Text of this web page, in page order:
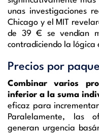
unas investigaciones
Chicago y el MIT
de 39 € se vendían
contradiciendo la lógica
Precios por
Combinar varios
inferior a la suma
eficaz para
Paralelamente, las
generan urgencia